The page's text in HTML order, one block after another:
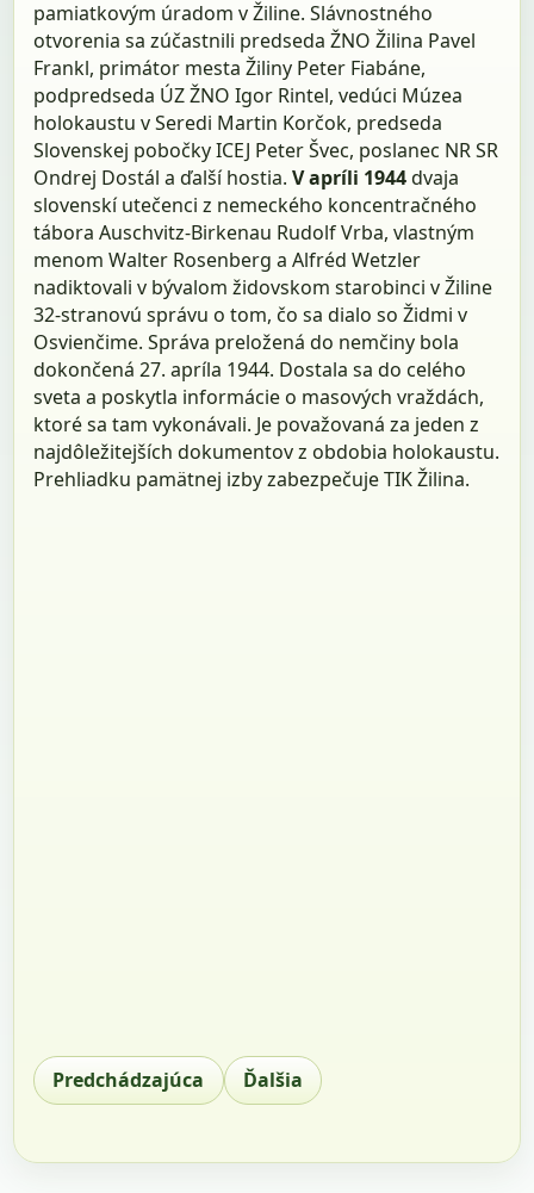
pamiatkovým úradom v Žiline. Slávnostného
otvorenia sa zúčastnili predseda ŽNO Žilina Pavel
Frankl, primátor mesta Žiliny Peter Fiabáne,
podpredseda ÚZ ŽNO Igor Rintel, vedúci Múzea
holokaustu v Seredi Martin Korčok, predseda
Slovenskej pobočky ICEJ Peter Švec, poslanec NR SR
Ondrej Dostál a ďalší hostia.V apríli 1944dvaja
slovenskí utečenci z nemeckého koncentračného
tábora Auschvitz-Birkenau Rudolf Vrba, vlastným
menom Walter Rosenberg a Alfréd Wetzler
nadiktovali v bývalom židovskom starobinci v Žiline
32-stranovú správu o tom, čo sa dialo so Židmi v
Osvienčime. Správa preložená do nemčiny bola
dokončená 27. apríla 1944. Dostala sa do celého
sveta a poskytla informácie o masových vraždách,
ktoré sa tam vykonávali. Je považovaná za jeden z
najdôležitejších dokumentov z obdobia holokaustu.
Prehliadku pamätnej izby zabezpečuje TIK Žilina.
Predchádzajúca Ďalšia